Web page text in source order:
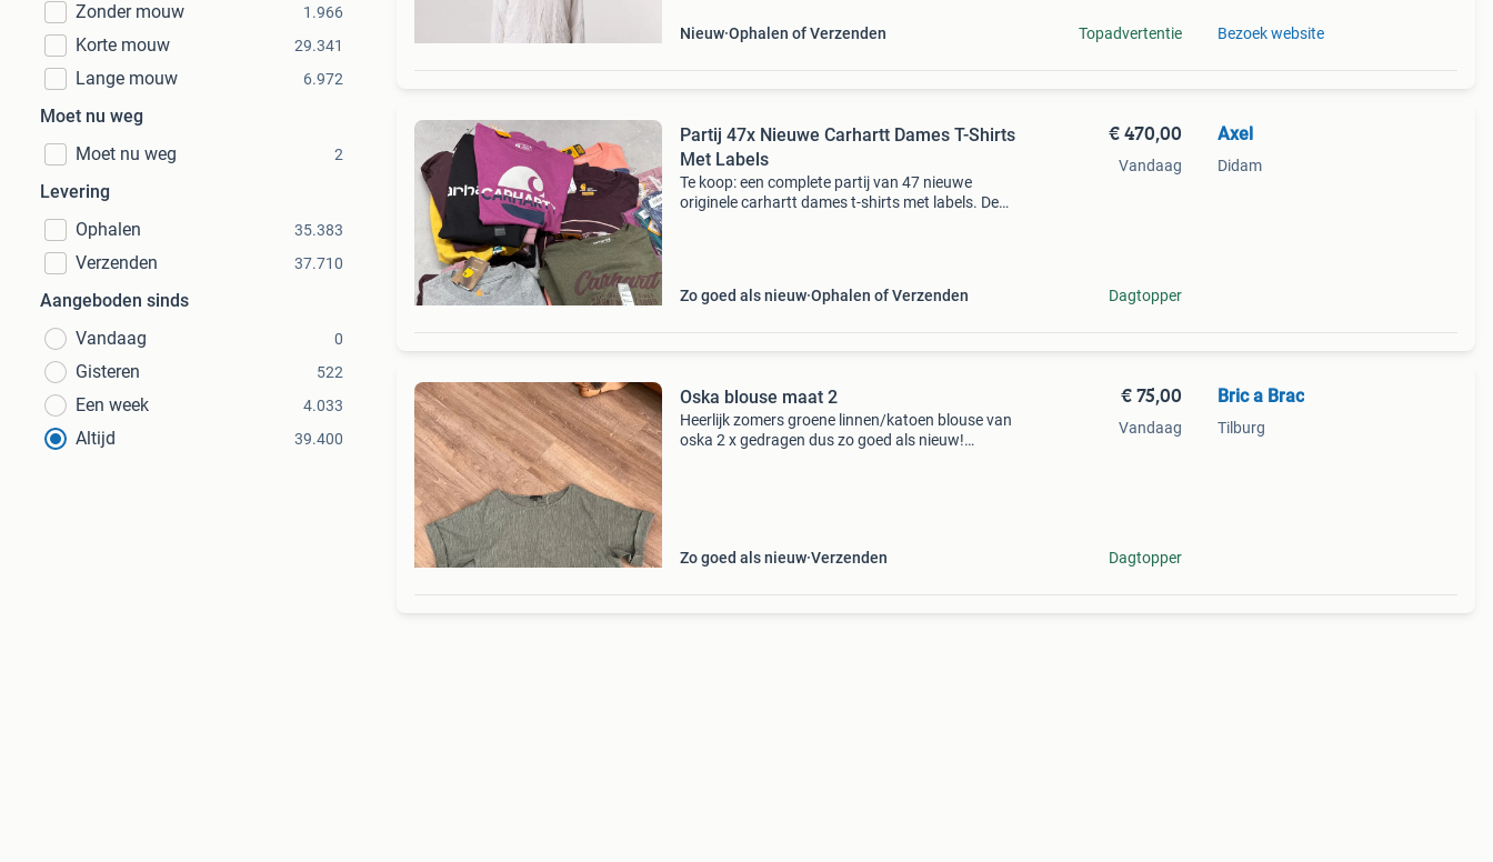
Zonder mouw
1.966
Korte mouw 29.341
Lange mouw 6.972
Moet nu weg
Moet nu weg
2
Levering
Ophalen
35.383
Verzenden 37.710
Aangeboden sinds
Vandaag
0
Gisteren 522
Een week 4.033
Altijd 39.400
Nieuw Ophalen of Verzenden Topadvertentie Bezoek website
Partij 47x Nieuwe Carhartt Dames T-Shirts
Met Labels
Te koop: een complete partij van 47 nieuwe
originele carhartt dames t-shirts met labels. De
Zo goed als nieuw Ophalen of Verzenden
€ 470,00
Vandaag
Dagtopper
Axel
Didam
Oska blouse maat 2
Heerlijk zomers groene linnen/katoen blouse van
oska 2 x gedragen dus zo goed als nieuw!
Zo goed als nieuw Verzenden
€ 75,00
Vandaag
Dagtopper
Bric a Brac
Tilburg